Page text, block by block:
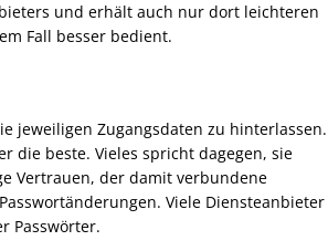
und erhält auch nur dort leichteren
Fall besser bedient.
jeweiligen Zugangsdaten zu hinterlassen.
die beste. Vieles spricht dagegen, sie
Vertrauen, der damit verbundene
Viele Diensteanbieter
Passwörter.